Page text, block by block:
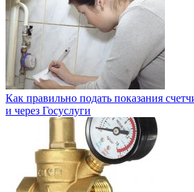
Как правильно подать показания
и через Госуслуги